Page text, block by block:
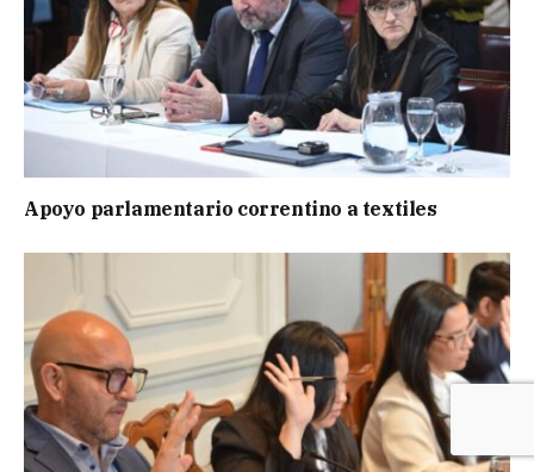
Apoyo parlamentario correntino a textiles